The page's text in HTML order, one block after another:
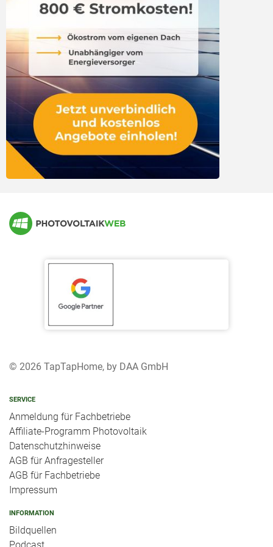
50,2 Hertz: Änderungen am Wechselrichter
50,2 Hertz: Wer trägt die Kosten?
50,2 Hertz: bisherige Bilanz
Anschlussmöglichkeiten an die PV-Anlage
Marktübersicht Blei-Speicher (DC)
Marktübersicht Blei-Speicher (AC)
Marktübersicht Lithium-Speicher (DC)
Marktübersicht Lithium-Speicher (AC)
Marktübersicht andere Speichertechnologien
© 2026 TapTapHome, by DAA GmbH
SERVICE
Anmeldung für Fachbetriebe
Affiliate-Programm Photovoltaik
Datenschutzhinweise
AGB für Anfragesteller
AGB für Fachbetriebe
Impressum
INFORMATION
Bildquellen